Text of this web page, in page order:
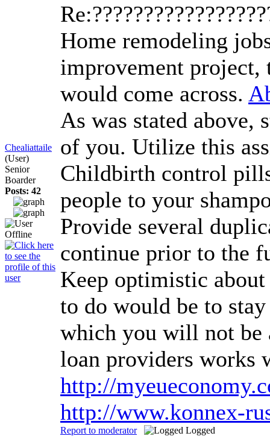
Chealiattaile
(User)
Senior
Boarder
Posts: 42
Home remodeling
improvement project,
would come across.
As was stated
of you. Utilize this
Childbirth control
people to your
Provide several
continue prior to the
Keep optimistic
to do would be to
which you will not be
loan providers works
http://
http://www.konnex-
Report to moderator Logged